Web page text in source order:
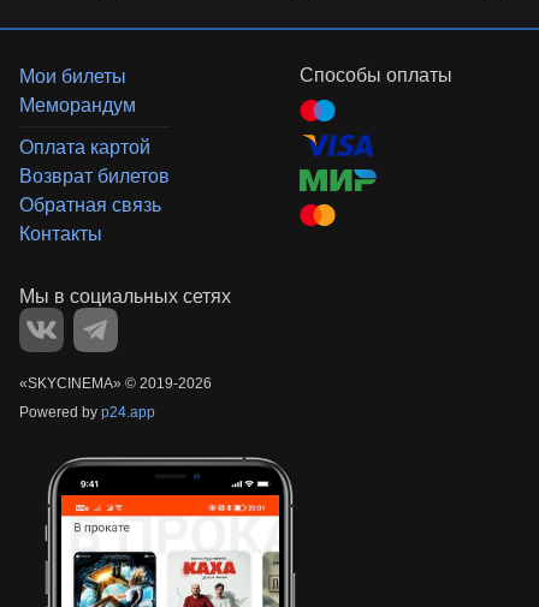
Мои билеты
Меморандум
Оплата картой
Возврат билетов
Обратная связь
Контакты
Способы оплаты
«‎SKYCINEMA» © 2019-2026
Powered by p24.app